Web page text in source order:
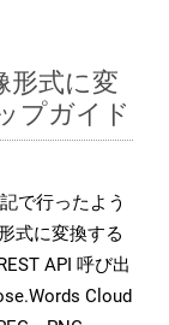
形式に変
プガイド
で行ったよう
式に変換する
API 呼び出
Cloud